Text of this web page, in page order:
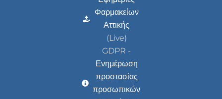
Φαρμακείων
Αττικής
(Live)
GDPR -
Ενημέρωση
προστασίας
προσωπικών